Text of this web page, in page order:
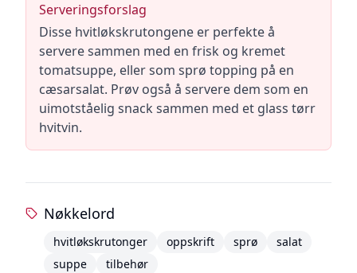
Serveringsforslag
Disse hvitløkskrutongene er perfekte å
servere sammen med en frisk og kremet
tomatsuppe, eller som sprø topping på en
cæsarsalat. Prøv også å servere dem som en
uimotståelig snack sammen med et glass tørr
hvitvin.
Nøkkelord
hvitløkskrutonger oppskrift sprø
salat
suppe
tilbehør